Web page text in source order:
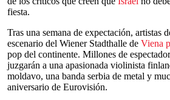
fiesta.
Tras una semana de expectación, artistas
escenario del Wiener Stadthalle de Viena
pop del continente. Millones de
juzgarán a una apasionada violinista
moldavo, una banda serbia de metal y
aniversario de Eurovisión.